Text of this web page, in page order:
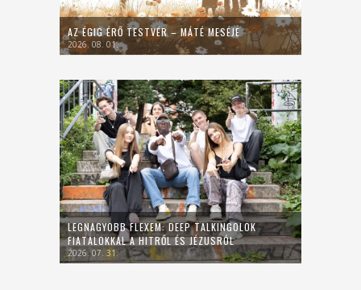
AZ ÉGIG ÉRŐ TESTVÉR – MÁTÉ MESÉJE
2026. 08. 01.
LEGNAGYOBB FLEXEM: DEEP TALKINGOLOK
FIATALOKKAL A HITRŐL ÉS JÉZUSRÓL
2026. 07. 31.